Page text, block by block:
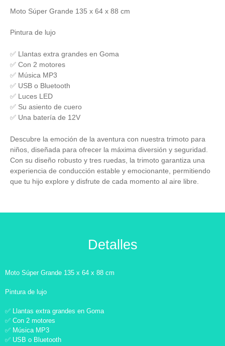
Moto Súper Grande 135 x 64 x 88 cm
Pintura de lujo
✅ Llantas extra grandes en Goma
✅ Con 2 motores
✅ Música MP3
✅ USB o Bluetooth
✅ Luces LED
✅ Su asiento de cuero
✅ Una batería de 12V
Descubre la emoción de la aventura con nuestra trimoto para
niños, diseñada para ofrecer la máxima diversión y seguridad.
Con su diseño robusto y tres ruedas, la trimoto garantiza una
experiencia de conducción estable y emocionante, permitiendo
que tu hijo explore y disfrute de cada momento al aire libre.
Detalles
Moto Súper Grande 135 x 64 x 88 cm
Pintura de lujo
✅ Llantas extra grandes en Goma
✅ Con 2 motores
✅ Música MP3
✅ USB o Bluetooth